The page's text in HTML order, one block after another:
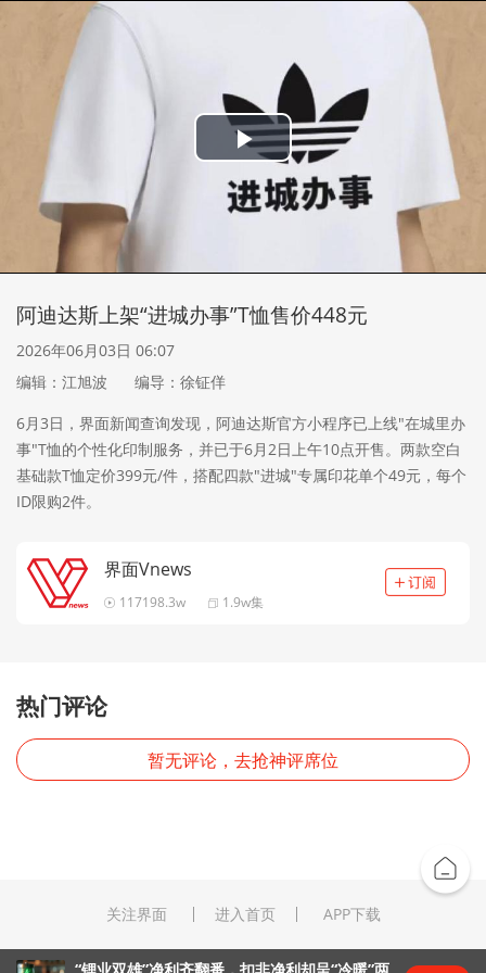
Play
Video
阿迪达斯上架“进城办事”T恤售价448元
2026年06月03日 06:07
编辑：江旭波
编导：徐钲佯
6月3日，界面新闻查询发现，阿迪达斯官方小程序已上线"在城里办
事"T恤的个性化印制服务，并已于6月2日上午10点开售。两款空白
基础款T恤定价399元/件，搭配四款"进城"专属印花单个49元，每个
ID限购2件。
界面Vnews
117198.3w 1.9w集
热门评论
暂无评论，去抢神评席位
关注界面 进入首页 APP下载